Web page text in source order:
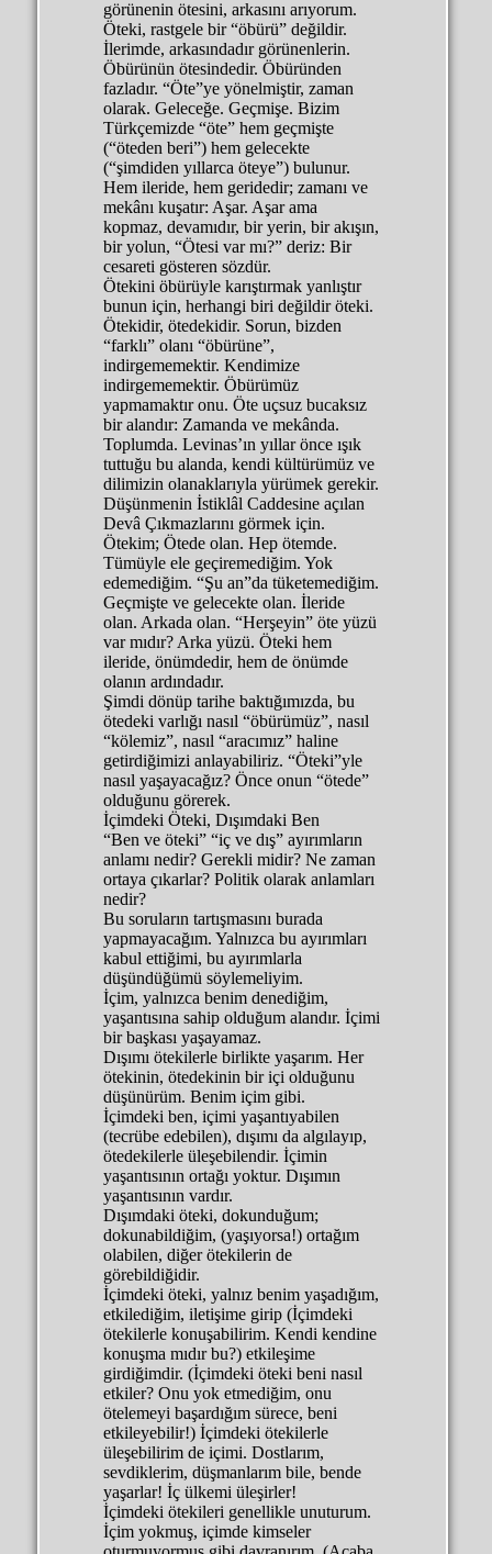
görünenin ötesini, arkasını arıyorum.
Öteki, rastgele bir “öbürü” değildir.
İlerimde, arkasındadır görünenlerin.
Öbürünün ötesindedir. Öbüründen
fazladır. “Öte”ye yönelmiştir, zaman
olarak. Geleceğe. Geçmişe. Bizim
Türkçemizde “öte” hem geçmişte
(“öteden beri”) hem gelecekte
(“şimdiden yıllarca öteye”) bulunur.
Hem ileride, hem geridedir; zamanı ve
mekânı kuşatır: Aşar. Aşar ama
kopmaz, devamıdır, bir yerin, bir akışın,
bir yolun, “Ötesi var mı?” deriz: Bir
cesareti gösteren sözdür.
Ötekini öbürüyle karıştırmak yanlıştır
bunun için, herhangi biri değildir öteki.
Ötekidir, ötedekidir. Sorun, bizden
“farklı” olanı “öbürüne”,
indirgememektir. Kendimize
indirgememektir. Öbürümüz
yapmamaktır onu. Öte uçsuz bucaksız
bir alandır: Zamanda ve mekânda.
Toplumda. Levinas’ın yıllar önce ışık
tuttuğu bu alanda, kendi kültürümüz ve
dilimizin olanaklarıyla yürümek gerekir.
Düşünmenin İstiklâl Caddesine açılan
Devâ Çıkmazlarını görmek için.
Ötekim; Ötede olan. Hep ötemde.
Tümüyle ele geçiremediğim. Yok
edemediğim. “Şu an”da tüketemediğim.
Geçmişte ve gelecekte olan. İleride
olan. Arkada olan. “Herşeyin” öte yüzü
var mıdır? Arka yüzü. Öteki hem
ileride, önümdedir, hem de önümde
olanın ardındadır.
Şimdi dönüp tarihe baktığımızda, bu
ötedeki varlığı nasıl “öbürümüz”, nasıl
“kölemiz”, nasıl “aracımız” haline
getirdiğimizi anlayabiliriz. “Öteki”yle
nasıl yaşayacağız? Önce onun “ötede”
olduğunu görerek.
İçimdeki Öteki, Dışımdaki Ben
“Ben ve öteki” “iç ve dış” ayırımların
anlamı nedir? Gerekli midir? Ne zaman
ortaya çıkarlar? Politik olarak anlamları
nedir?
Bu soruların tartışmasını burada
yapmayacağım. Yalnızca bu ayırımları
kabul ettiğimi, bu ayırımlarla
düşündüğümü söylemeliyim.
İçim, yalnızca benim denediğim,
yaşantısına sahip olduğum alandır. İçimi
bir başkası yaşayamaz.
Dışımı ötekilerle birlikte yaşarım. Her
ötekinin, ötedekinin bir içi olduğunu
düşünürüm. Benim içim gibi.
İçimdeki ben, içimi yaşantıyabilen
(tecrübe edebilen), dışımı da algılayıp,
ötedekilerle üleşebilendir. İçimin
yaşantısının ortağı yoktur. Dışımın
yaşantısının vardır.
Dışımdaki öteki, dokunduğum;
dokunabildiğim, (yaşıyorsa!) ortağım
olabilen, diğer ötekilerin de
görebildiğidir.
İçimdeki öteki, yalnız benim yaşadığım,
etkilediğim, iletişime girip (İçimdeki
ötekilerle konuşabilirim. Kendi kendine
konuşma mıdır bu?) etkileşime
girdiğimdir. (İçimdeki öteki beni nasıl
etkiler? Onu yok etmediğim, onu
ötelemeyi başardığım sürece, beni
etkileyebilir!) İçimdeki ötekilerle
üleşebilirim de içimi. Dostlarım,
sevdiklerim, düşmanlarım bile, bende
yaşarlar! İç ülkemi üleşirler!
İçimdeki ötekileri genellikle unuturum.
İçim yokmuş, içimde kimseler